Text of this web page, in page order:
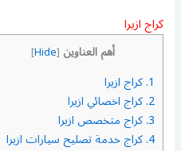
كراج ازيرا
أهم العناوين [
Hide
]
1. كراج ازيرا
2. كراج اخصائي ازيرا
3. كراج متخصص ازيرا
4. كراج خدمة تصليح سيارات ازيرا